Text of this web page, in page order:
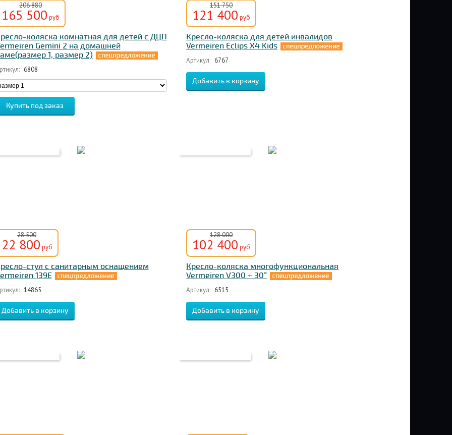
206 880
165 500 руб
коляска комнатная для детей с ДЦП
Gemini 2 на домашней
1, размер 2)
6808
151 750
121 400 руб
Кресло-коляска для детей инвалидов
Vermeiren Eclips X4 Kids
Артикул: 6767
28 500
22 800 руб
стул с санитарным оснащением
139E
14865
128 000
102 400 руб
Кресло-коляска многофункциональная
Vermeiren V300 + 30°
Артикул: 6515